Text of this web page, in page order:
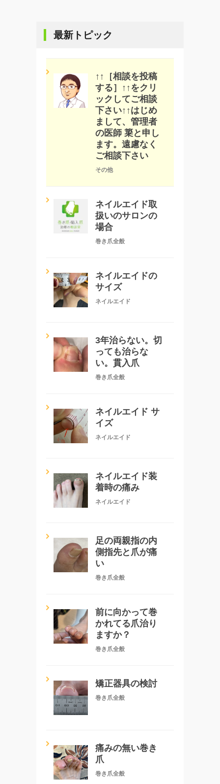
最新トピック
↑↑［相談を投稿
する］↑↑をクリ
ックしてご相談
下さい↑↑はじめ
まして、管理者
の医師 簗と申し
ます。遠慮なく
ご相談下さい
その他
ネイルエイド取
扱いのサロンの
場合
巻き爪全般
ネイルエイドの
サイズ
ネイルエイド
3年治らない。切
っても治らな
い。貫入爪
巻き爪全般
ネイルエイド サ
イズ
ネイルエイド
ネイルエイド装
着時の痛み
ネイルエイド
足の両親指の内
側指先と爪が痛
い
巻き爪全般
前に向かって巻
かれてる爪治り
ますか？
巻き爪全般
矯正器具の検討
巻き爪全般
痛みの無い巻き
爪
巻き爪全般